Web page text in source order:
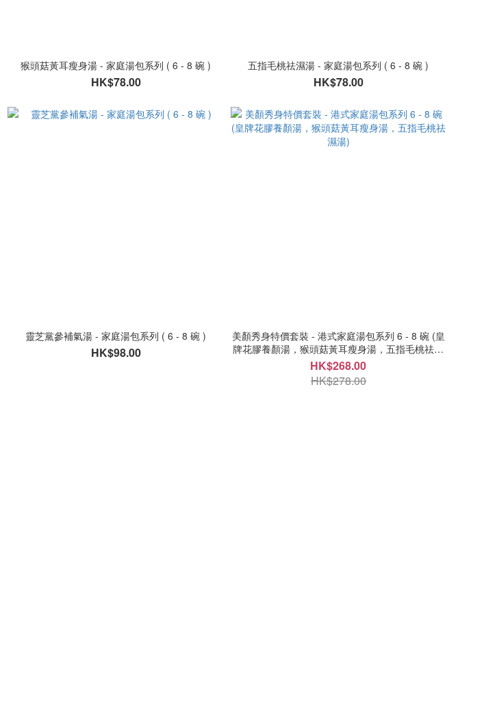
猴頭菇黃耳瘦身湯 - 家庭湯包系列 ( 6 - 8 碗 )
HK$78.00
五指毛桃祛濕湯 - 家庭湯包系列 ( 6 - 8 碗 )
HK$78.00
靈芝黨參補氣湯 - 家庭湯包系列 ( 6 - 8 碗 )
HK$98.00
美顏秀身特價套裝 - 港式家庭湯包系列 6 - 8 碗 (皇
牌花膠養顏湯，猴頭菇黃耳瘦身湯，五指毛桃祛濕
湯)
HK$268.00
HK$278.00